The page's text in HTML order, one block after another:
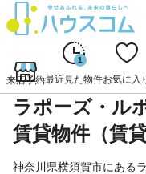
来店予約
1
最近見た物件お気に入
ラポーズ・ル
賃貸物件（賃
神奈川県横須賀市にある